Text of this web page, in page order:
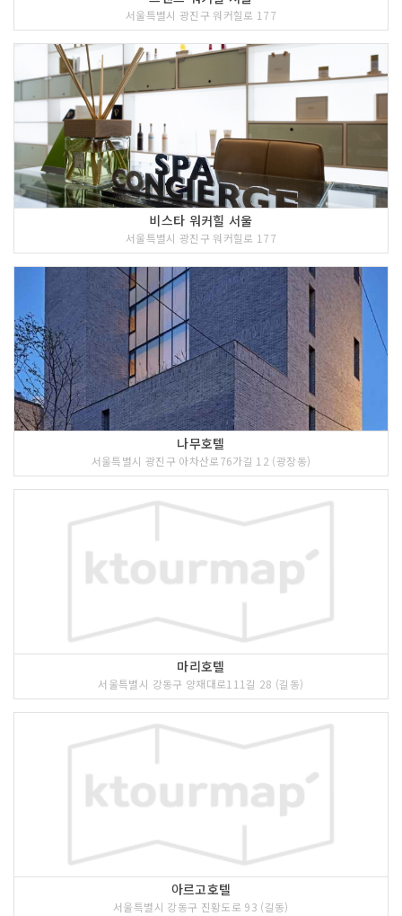
서울특별시 광진구 워커힐로 177
비스타 워커힐 서울
서울특별시 광진구 워커힐로 177
나무호텔
서울특별시 광진구 아차산로76가길 12 (광장동)
마리호텔
서울특별시 강동구 양재대로111길 28 (길동)
아르고호텔
서울특별시 강동구 진황도로 93 (길동)